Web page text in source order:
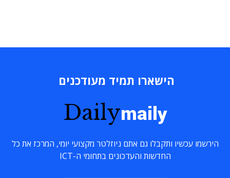
הישארו תמיד מעודכנים
Dailymaily
הירשמו עכשיו ותקבלו גם אתם ניוזלטר מקצועי יומי, המרכז את כל
החדשות והעדכונים בתחומי ה-ICT